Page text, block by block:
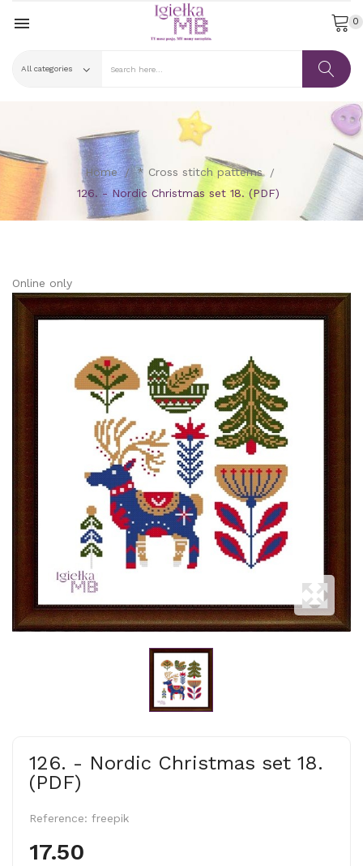
 0
Home
* Cross stitch patterns
126. - Nordic Christmas set 18. (PDF)
Online only
126. - Nordic Christmas set 18.
(PDF)
Reference: freepik
17.50